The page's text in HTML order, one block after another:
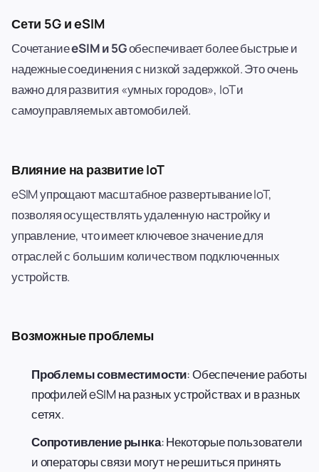
Сети 5G и eSIM
СочетаниеeSIM и 5Gобеспечивает более быстрые и
надежные соединения с низкой задержкой. Это очень
важно для развития «умных городов», IoT и
самоуправляемых автомобилей.
Влияние на развитие IoT
eSIM упрощают масштабное развертывание IoT,
позволяя осуществлять удаленную настройку и
управление, что имеет ключевое значение для
отраслей с большим количеством подключенных
устройств.
Возможные проблемы
Проблемы совместимости: Обеспечение работы
профилей eSIM на разных устройствах и в разных
сетях.
Сопротивление рынка: Некоторые пользователи
и операторы связи могут не решиться принять